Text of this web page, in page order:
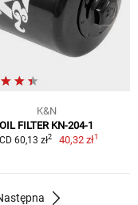
K&N
OIL FILTER KN-204-1
60,13 zł2 40,32 zł1